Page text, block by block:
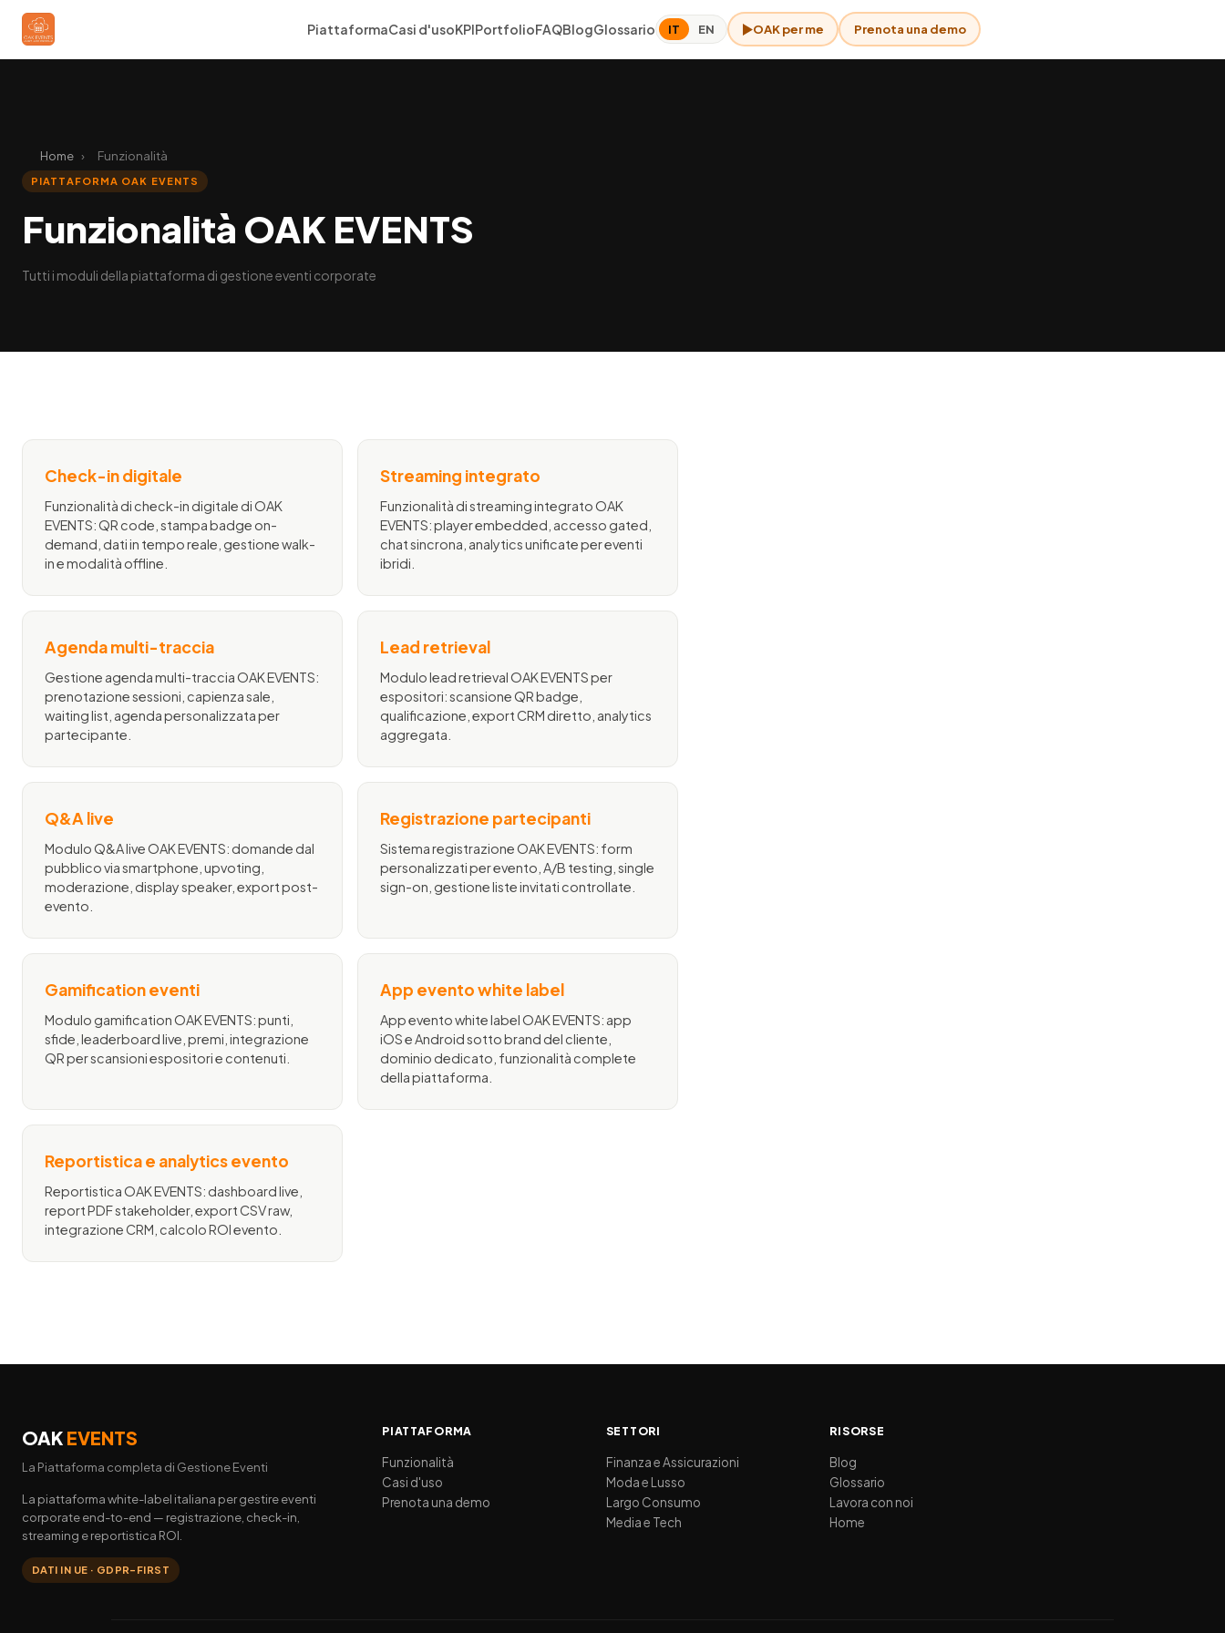
PiattaformaCasi d'usoKPIPortfolioFAQBlogGlossario IT EN OAK per me Prenota una demo
Home › Funzionalità
PIATTAFORMA OAK EVENTS
Funzionalità OAK EVENTS
Tutti i moduli della piattaforma di gestione eventi corporate
Check-in digitale
Funzionalità di check-in digitale di OAK
EVENTS: QR code, stampa badge on-
demand, dati in tempo reale, gestione walk-
in e modalità offline.
Streaming integrato
Funzionalità di streaming integrato OAK
EVENTS: player embedded, accesso gated,
chat sincrona, analytics unificate per eventi
ibridi.
Agenda multi-traccia
Gestione agenda multi-traccia OAK EVENTS:
prenotazione sessioni, capienza sale,
waiting list, agenda personalizzata per
partecipante.
Lead retrieval
Modulo lead retrieval OAK EVENTS per
espositori: scansione QR badge,
qualificazione, export CRM diretto, analytics
aggregata.
Q&A live
Modulo Q&A live OAK EVENTS: domande dal
pubblico via smartphone, upvoting,
moderazione, display speaker, export post-
evento.
Registrazione partecipanti
Sistema registrazione OAK EVENTS: form
personalizzati per evento, A/B testing, single
sign-on, gestione liste invitati controllate.
Gamification eventi
Modulo gamification OAK EVENTS: punti,
sfide, leaderboard live, premi, integrazione
QR per scansioni espositori e contenuti.
App evento white label
App evento white label OAK EVENTS: app
iOS e Android sotto brand del cliente,
dominio dedicato, funzionalità complete
della piattaforma.
Reportistica e analytics evento
Reportistica OAK EVENTS: dashboard live,
report PDF stakeholder, export CSV raw,
integrazione CRM, calcolo ROI evento.
OAK EVENTS
La Piattaforma completa di Gestione Eventi
La piattaforma white-label italiana per gestire eventi
corporate end-to-end — registrazione, check-in,
streaming e reportistica ROI.
DATI IN UE · GDPR-FIRST
PIATTAFORMA
Funzionalità
Casi d'uso
Prenota una demo
SETTORI
Finanza e Assicurazioni
Moda e Lusso
Largo Consumo
Media e Tech
RISORSE
Blog
Glossario
Lavora con noi
Home